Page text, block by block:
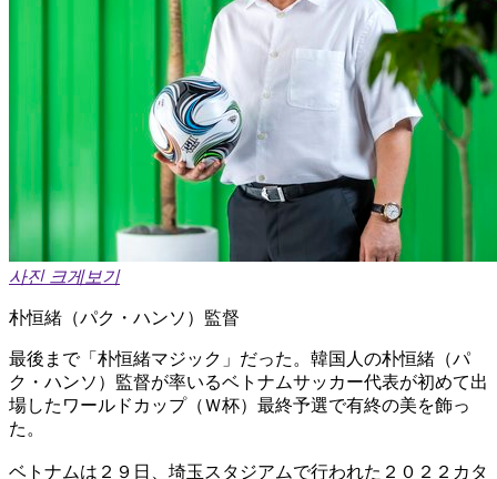
사진 크게보기
朴恒緒（パク・ハンソ）監督
最後まで「朴恒緒マジック」だった。韓国人の朴恒緒（パ
ク・ハンソ）監督が率いるベトナムサッカー代表が初めて出
場したワールドカップ（Ｗ杯）最終予選で有終の美を飾っ
た。
ベトナムは２９日、埼玉スタジアムで行われた２０２２カタ